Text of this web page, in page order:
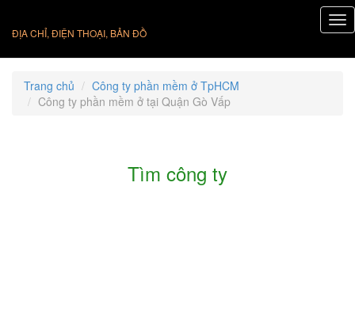
ĐỊA CHỈ, ĐIỆN THOẠI, BẢN ĐỒ
Trang chủ
Công ty phần mềm ở TpHCM
Công ty phần mềm ở tại Quận Gò Vấp
Tìm công ty